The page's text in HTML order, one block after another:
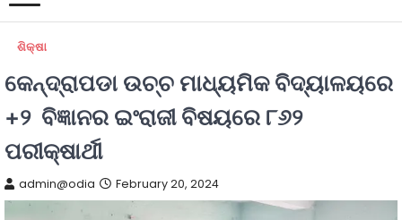
ଶିକ୍ଷା
କେନ୍ଦ୍ରାପଡା ଉଚ୍ଚ ମାଧ୍ୟମିକ ବିଦ୍ୟାଳୟରେ
+୨ ବିଜ୍ଞାନର ଇଂରାଜୀ ବିଷୟରେ ୮୬୨
ପରୀକ୍ଷାର୍ଥୀ
admin@odia February 20, 2024